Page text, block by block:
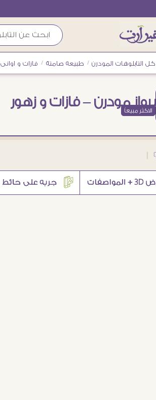
كل التابلوهات المودرن / طبيعه صامتة / فازات و اوانى
برواز مودرن – فازات و زهور
الاكثر مبيعاً